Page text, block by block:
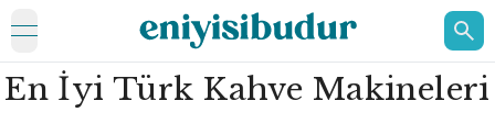
open navigation menu
ELEKTRONİK
En İyi Türk Kahve Makineleri